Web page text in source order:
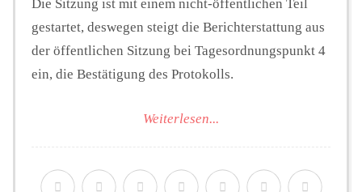
Unterstützen
Die Sitzung ist mit einem nicht-öffentlichen Teil
gestartet, deswegen steigt die Berichterstattung aus
der öffentlichen Sitzung bei Tagesordnungspunkt 4
ein, die Bestätigung des Protokolls.
Weiterlesen...